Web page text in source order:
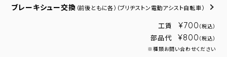
ブレーキシュー交換 （前後ともに各） （ブリヂストン電動アシスト自転車）
工賃 ¥700 （税込）
部品代 ¥800 （税込）
※種類お問い合わせください